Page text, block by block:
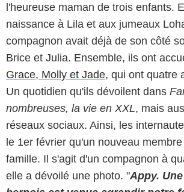
l'heureuse maman de trois enfants.
naissance à Lila et aux jumeaux
compagnon avait déjà de son côté
Brice et Julia. Ensemble, ils ont
Grace, Molly et Jade, qui ont quatre
Un quotidien qu'ils dévoilent dans
nombreuses, la vie en XXL, mais
réseaux sociaux. Ainsi, les
le 1er février qu'un nouveau
famille. Il s'agit d'un compagnon à
elle a dévoilé une photo. "Appy.